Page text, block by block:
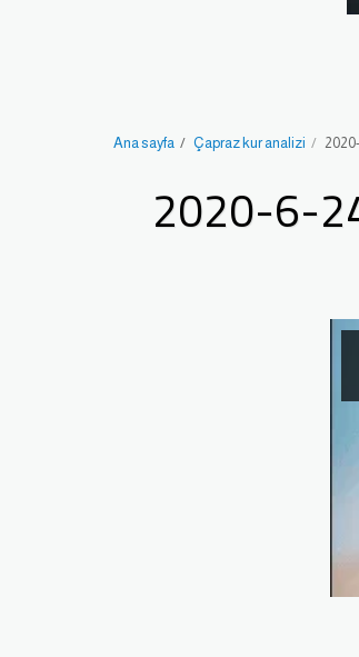
Ana sayfa Çapraz kur analizi